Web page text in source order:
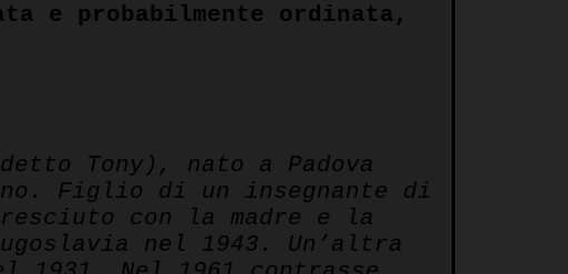
e probabilmente ordinata,
Tony), nato a Padova
Figlio di un insegnante di
con la madre e la
nel 1943. Un’altra